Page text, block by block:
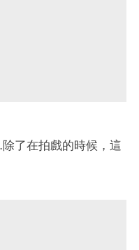
了在拍戲的時候，這